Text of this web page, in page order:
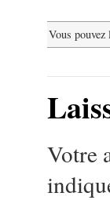
Vous
Votre